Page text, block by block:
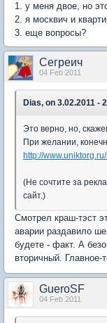
1. у меня двое, но
2. я москвич и
3. еще вопросы?
Сегреич
04 Feb 2011
Dias, on 3.02.2011 -
Это верно, но,
При желании,
http://
(Не сочтите за
сайт.)
Смотрел краш-тэст
аварии раздавило
будете - факт. А
вторичный.
GueroSF
04 Feb 2011